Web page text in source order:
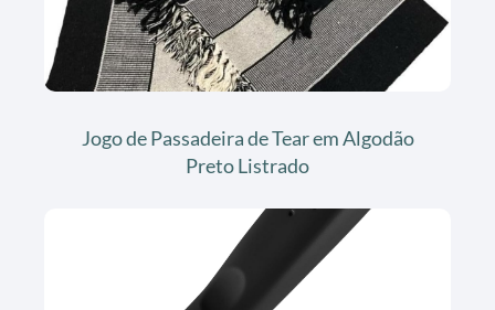
Jogo de Passadeira de Tear em Algodão
Preto Listrado